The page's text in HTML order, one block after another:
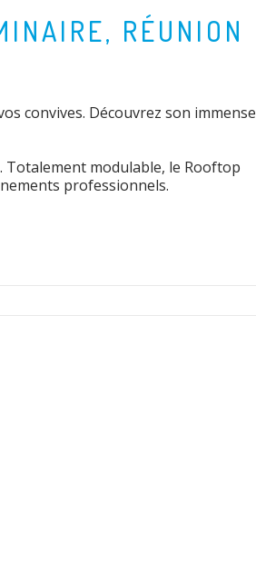
RÉUNION
convives. Découvrez son immense
Totalement modulable, le Rooftop
professionnels.